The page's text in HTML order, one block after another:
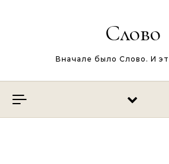
Слово
Вначале было Слово. И